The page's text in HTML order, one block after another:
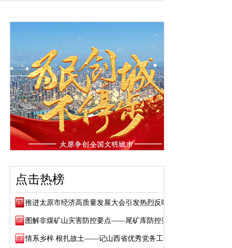
点击热榜
推进太原市经济高质量发展大会引发热烈反响
图解非煤矿山灾害防控要点——尾矿库防控要点
情系乡梓 根扎故土——记山西省优秀党务工作...